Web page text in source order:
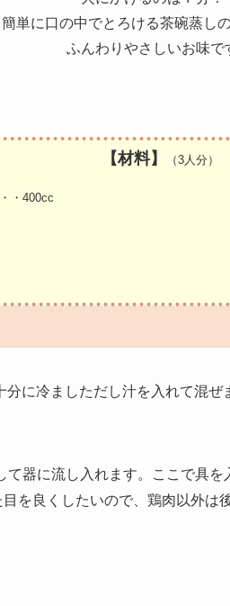
簡単に口の中でとろける茶碗蒸し
ふんわりやさしいお味で
【材料】
（3人分）
・400cc
に冷ましただし汁を入れて混ぜ
器に流し入れます。ここで具を
くしたいので、鶏肉以外は後